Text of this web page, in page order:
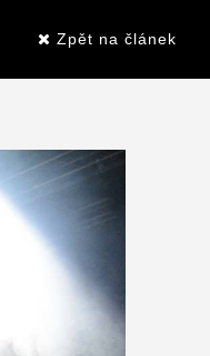
Zpět na článek